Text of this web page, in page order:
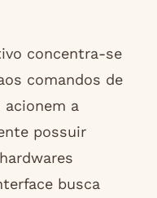
concentra-se
comandos de
a
possuir
busca